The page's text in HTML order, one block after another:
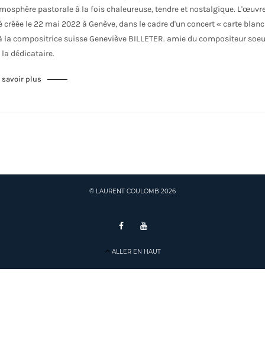
pastorale à la fois chaleureuse, tendre et nostalgique.
créée le 22 mai 2022 à Genève, dans le cadre d'un concert « carte
la compositrice suisse Geneviève BILLETER. amie du compositeur
la dédicataire.
savoir plus
© LAURENT COULOMB 2026
ALLER EN HAUT